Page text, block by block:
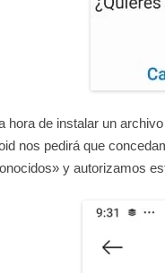
hora de instalar un
nos pedirá que
y autorizamos